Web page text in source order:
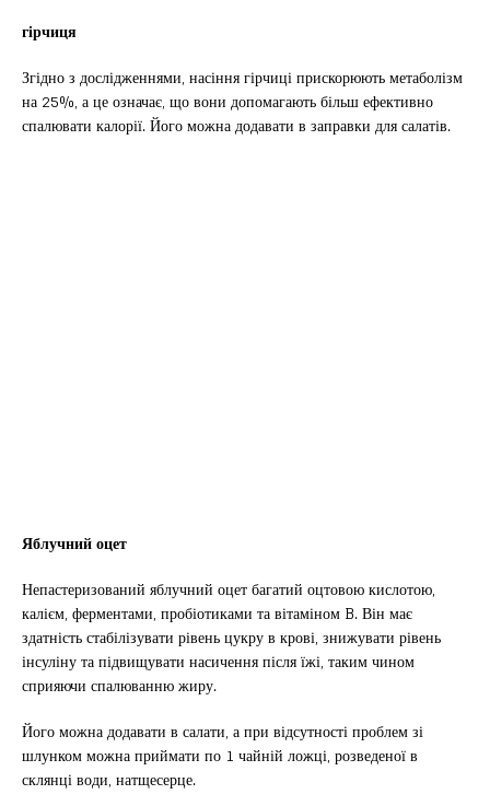
гірчиця
Згідно з дослідженнями, насіння гірчиці прискорюють метаболізм
на 25%, а це означає, що вони допомагають більш ефективно
спалювати калорії. Його можна додавати в заправки для салатів.
Яблучний оцет
Непастеризований яблучний оцет багатий оцтовою кислотою,
калієм, ферментами, пробіотиками та вітаміном B. Він має
здатність стабілізувати рівень цукру в крові, знижувати рівень
інсуліну та підвищувати насичення після їжі, таким чином
сприяючи спалюванню жиру.
Його можна додавати в салати, а при відсутності проблем зі
шлунком можна приймати по 1 чайній ложці, розведеної в
склянці води, натщесерце.